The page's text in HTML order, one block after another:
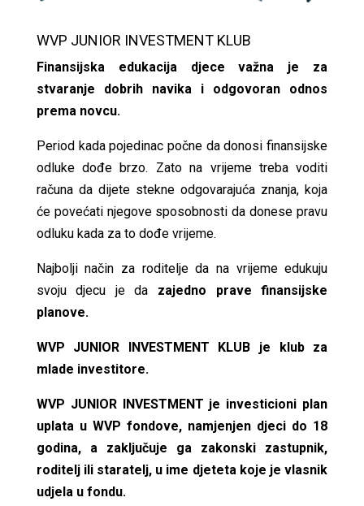
WVP JUNIOR INVESTMENT KLUB
Finansijska edukacija djece važna je za
stvaranje dobrih navika i odgovoran odnos
prema novcu.
Period kada pojedinac počne da donosi finansijske
odluke dođe brzo. Zato na vrijeme treba voditi
računa da dijete stekne odgovarajuća znanja, koja
će povećati njegove sposobnosti da donese pravu
odluku kada za to dođe vrijeme.
Najbolji način za roditelje da na vrijeme edukuju
svoju djecu je da zajedno prave finansijske
planove.
WVP JUNIOR INVESTMENT KLUB je klub za
mlade investitore.
WVP JUNIOR INVESTMENT je investicioni plan
uplata u WVP fondove, namjenjen djeci do 18
godina, a zaključuje ga zakonski zastupnik,
roditelj ili staratelj, u ime djeteta koje je vlasnik
udjela u fondu.